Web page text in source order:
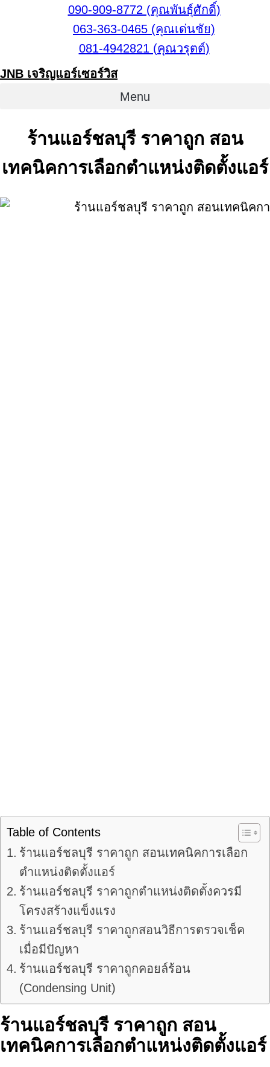
090-909-8772 (คุณพันธุ์ศักดิ์)
063-363-0465 (คุณเด่นชัย)
081-4942821 (คุณวรุตต์)
JNB เจริญแอร์เซอร์วิส
Menu
ร้านแอร์ชลบุรี ราคาถูก สอน
เทคนิคการเลือกตำแหน่งติดตั้งแอร์
Table of Contents
ร้านแอร์ชลบุรี ราคาถูก สอนเทคนิคการเลือก
ตำแหน่งติดตั้งแอร์
ร้านแอร์ชลบุรี ราคาถูกตำแหน่งติดตั้งควรมี
โครงสร้างแข็งแรง
ร้านแอร์ชลบุรี ราคาถูกสอนวิธีการตรวจเช็ค
เมื่อมีปัญหา
ร้านแอร์ชลบุรี ราคาถูกคอยล์ร้อน
(Condensing Unit)
ร้านแอร์ชลบุรี ราคาถูก สอน
เทคนิคการเลือกตำแหน่งติดตั้งแอร์